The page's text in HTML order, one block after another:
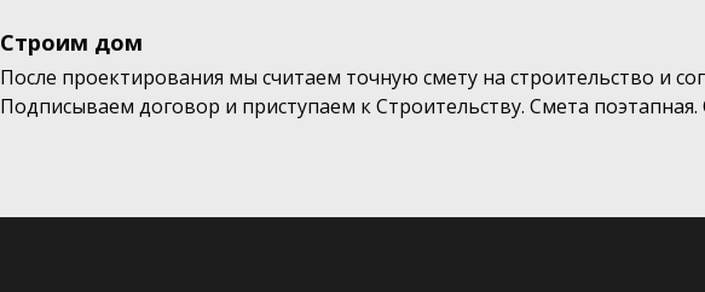
Строим дом
После проектирования мы считаем точную смету на строительство и
Подписываем договор и приступаем к Строительству. Смета